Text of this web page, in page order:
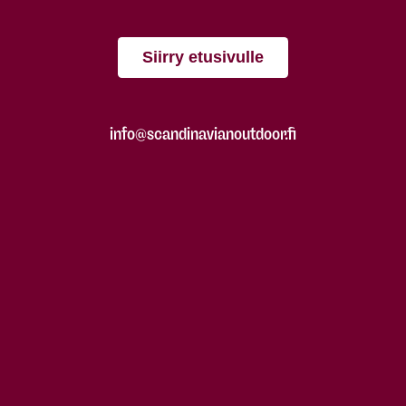
Siirry etusivulle
info@scandinavianoutdoor.fi